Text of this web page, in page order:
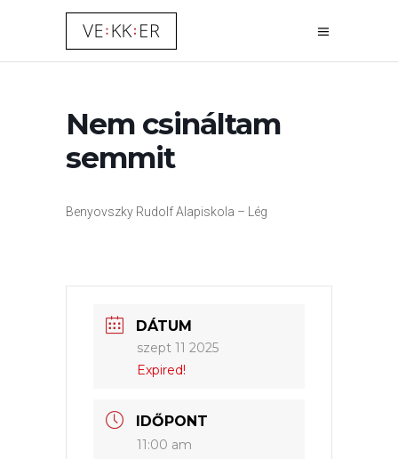
Nem csináltam
semmit
Benyovszky Rudolf Alapiskola – Lég
DÁTUM
szept 11 2025
Expired!
IDŐPONT
11:00 am